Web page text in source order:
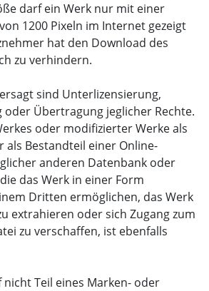
darf ein Werk nur mit einer
1200 Pixeln im Internet gezeigt
hat den Download des
zu verhindern.
sind Unterlizensierung,
Übertragung jeglicher Rechte.
oder modifizierter Werke als
als Bestandteil einer Online-
anderen Datenbank oder
das Werk in einer Form
Dritten ermöglichen, das Werk
extrahieren oder sich Zugang zum
zu verschaffen, ist ebenfalls
nicht Teil eines Marken- oder